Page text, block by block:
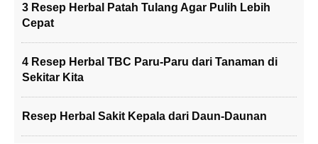
3 Resep Herbal Patah Tulang Agar Pulih Lebih
Cepat
4 Resep Herbal TBC Paru-Paru dari Tanaman di
Sekitar Kita
Resep Herbal Sakit Kepala dari Daun-Daunan